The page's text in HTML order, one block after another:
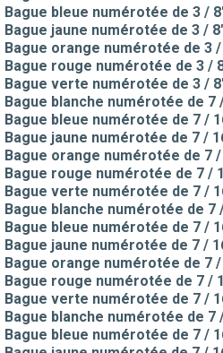
Bague bleue numérotée de 3 /
Bague jaune numérotée de 3 /
Bague orange numérotée de 3
Bague rouge numérotée de 3 /
Bague verte numérotée de 3 /
Bague blanche numérotée de 7
Bague bleue numérotée de 7 /
Bague jaune numérotée de 7 /
Bague orange numérotée de 7
Bague rouge numérotée de 7 /
Bague verte numérotée de 7 /
Bague blanche numérotée de 7
Bague bleue numérotée de 7 /
Bague jaune numérotée de 7 /
Bague orange numérotée de 7
Bague rouge numérotée de 7 /
Bague verte numérotée de 7 /
Bague blanche numérotée de 7
Bague bleue numérotée de 7 /